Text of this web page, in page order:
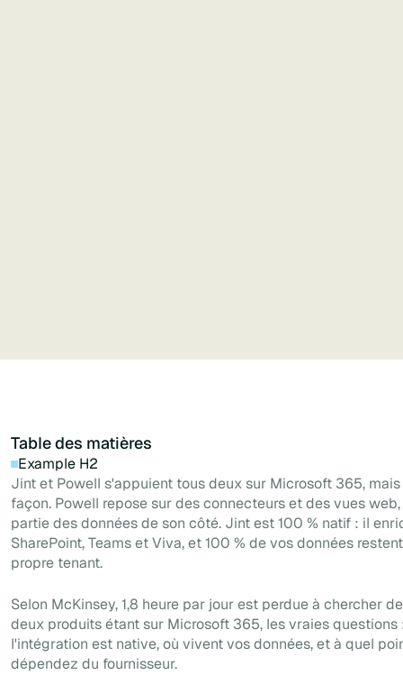
Table des matières
Example H2
Jint et Powell s'appuient tous deux sur Microsoft 365,
façon. Powell repose sur des connecteurs et des vues
partie des données de son côté. Jint est 100 % natif : il
SharePoint, Teams et Viva, et 100 % de vos données
propre tenant.
Selon McKinsey, 1,8 heure par jour est perdue à chercher
deux produits étant sur Microsoft 365, les vraies questions
l'intégration est native, où vivent vos données, et à quel
dépendez du fournisseur.